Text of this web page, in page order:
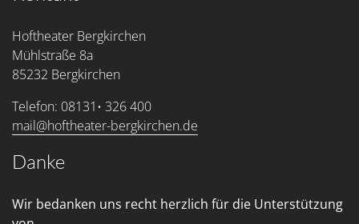
Hoftheater Bergkirchen
Mühlstraße 8a
85232 Bergkirchen
Telefon: 08131• 326 400
mail@hoftheater-bergkirchen.de
Danke
Wir bedanken uns recht herzlich für die Unterstützung